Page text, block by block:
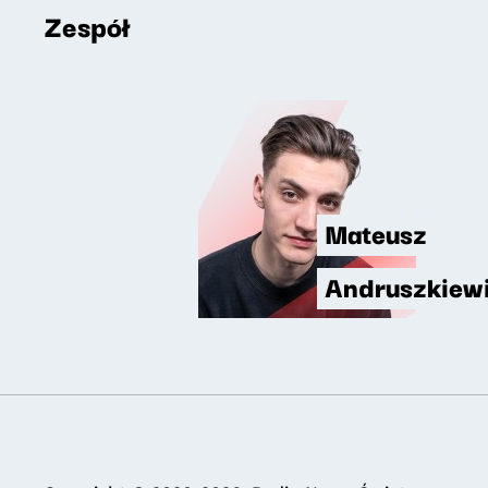
Zespół
Mateusz